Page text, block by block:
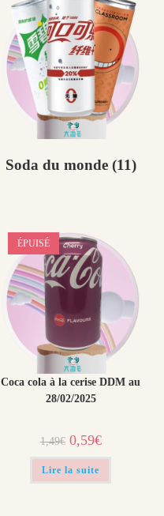
Soda du monde (11)
ÉPUISÉ
Coca cola à la cerise DDM au
28/02/2025
1,49€ Le
prix
initial
était :
1,49€.
0,59€Le
prix
actuel
0,59€.
Lire la suite